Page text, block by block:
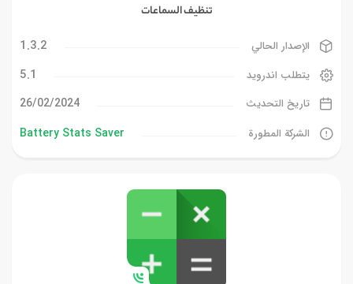
تنظيف السماعات
الإصدار الحالي 1.3.2
يتطلب اندرويد 5.1
تاريخ التحديث 26/02/2024
الشركة المطورة Battery Stats Saver